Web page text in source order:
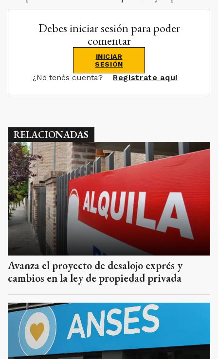
Debes iniciar sesión para poder
comentar
INICIAR
SESIÓN
¿No tenés cuenta? Registrate aquí
RELACIONADAS
Avanza el proyecto de desalojo exprés y
cambios en la ley de propiedad privada